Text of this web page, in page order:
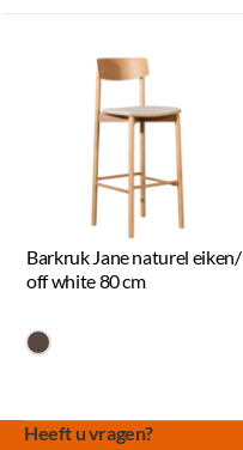
Barkruk Jane naturel eiken/
off white 80 cm
#594840
Heeft u vragen?